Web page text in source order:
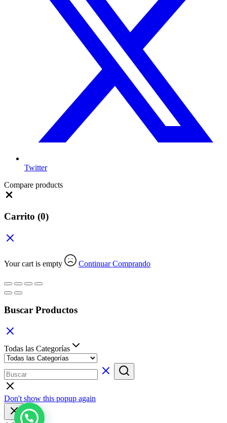
Twitter
Compare products
Carrito (0)
Your cart is empty Continuar Comprando
Buscar Productos
Todas las Categorías
Don't show this popup again